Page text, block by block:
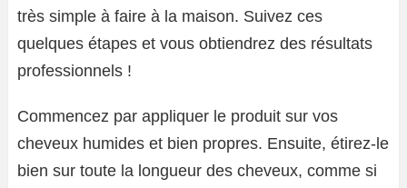
très simple à faire à la maison. Suivez ces
quelques étapes et vous obtiendrez des résultats
professionnels !
Commencez par appliquer le produit sur vos
cheveux humides et bien propres. Ensuite, étirez-le
bien sur toute la longueur des cheveux, comme si